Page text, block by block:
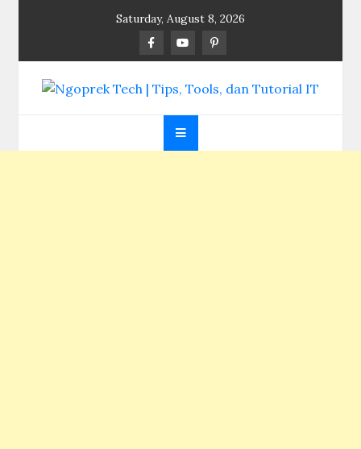
Saturday, August 8, 2026
Ngoprek Tech | Tips,
Tools, dan Tutorial